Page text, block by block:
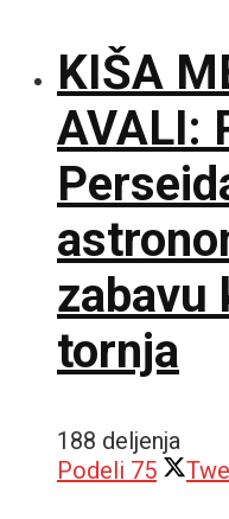
KIŠA
AVALI:
zabavu
tornja
188 deljenja
Podeli 75